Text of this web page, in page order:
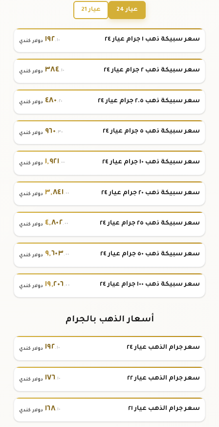
عيار 24 عيار 21
سعر سبيكة ذهب ١ جرام عيار ٢٤ ١٩٢.١٠ دولار كندي
سعر سبيكة ذهب ٢ جرام عيار ٢٤ ٣٨٤.١٠ دولار كندي
سعر سبيكة ذهب ٢.٥ جرام عيار ٢٤ ٤٨٠.٢٠ دولار كندي
سعر سبيكة ذهب ٥ جرام عيار ٢٤ ٩٦٠.٣٠ دولار كندي
سعر سبيكة ذهب ١٠ جرام عيار ٢٤ ١,٩٢١.٠٠ دولار كندي
سعر سبيكة ذهب ٢٠ جرام عيار ٢٤ ٣,٨٤١.٠٠ دولار كندي
سعر سبيكة ذهب ٢٥ جرام عيار ٢٤ ٤,٨٠٢.٠٠ دولار كندي
سعر سبيكة ذهب ٥٠ جرام عيار ٢٤ ٩,٦٠٣.٠٠ دولار كندي
سعر سبيكة ذهب ١٠٠ جرام عيار ٢٤ ١٩,٢٠٦.٠٠ دولار كندي
أسعار الذهب بالجرام
سعر جرام الذهب عيار ٢٤ ١٩٢.١٠ دولار كندي
سعر جرام الذهب عيار ٢٢ ١٧٦.١٠ دولار كندي
سعر جرام الذهب عيار ٢١ ١٦٨.١٠ دولار كندي